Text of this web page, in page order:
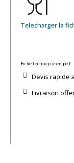
Telecharger la
Fiche technique en pdf
Devis rapide
Livraison